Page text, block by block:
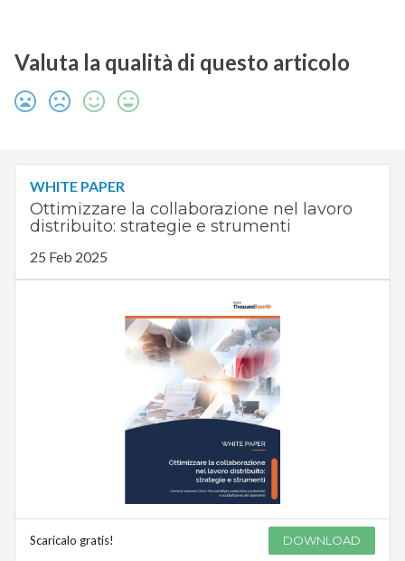
Valuta la qualità di questo articolo
WHITE PAPER
Ottimizzare la collaborazione nel lavoro
distribuito: strategie e strumenti
25 Feb 2025
Scaricalo gratis! DOWNLOAD